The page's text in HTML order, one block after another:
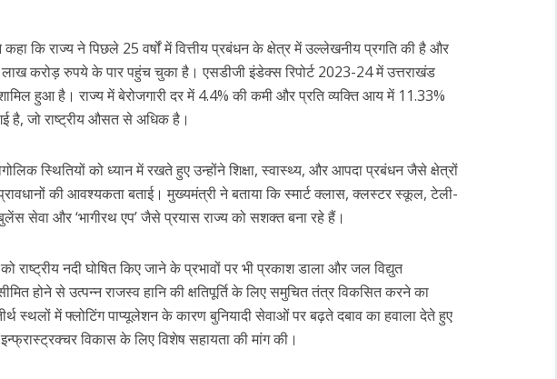
कहा कि राज्य ने पिछले 25 वर्षों में वित्तीय प्रबंधन के क्षेत्र में उल्लेखनीय प्रगति की है और
करोड़ रुपये के पार पहुंच चुका है। एसडीजी इंडेक्स रिपोर्ट 2023-24 में उत्तराखंड
हुआ है। राज्य में बेरोजगारी दर में 4.4% की कमी और प्रति व्यक्ति आय में 11.33%
है, जो राष्ट्रीय औसत से अधिक है।
स्थितियों को ध्यान में रखते हुए उन्होंने शिक्षा, स्वास्थ्य, और आपदा प्रबंधन जैसे क्षेत्रों
की आवश्यकता बताई। मुख्यमंत्री ने बताया कि स्मार्ट क्लास, क्लस्टर स्कूल, टेली-
सेवा और ‘भागीरथ एप’ जैसे प्रयास राज्य को सशक्त बना रहे हैं।
राष्ट्रीय नदी घोषित किए जाने के प्रभावों पर भी प्रकाश डाला और जल विद्युत
होने से उत्पन्न राजस्व हानि की क्षतिपूर्ति के लिए समुचित तंत्र विकसित करने का
स्थलों में फ्लोटिंग पाप्यूलेशन के कारण बुनियादी सेवाओं पर बढ़ते दबाव का हवाला देते हुए
विकास के लिए विशेष सहायता की मांग की।